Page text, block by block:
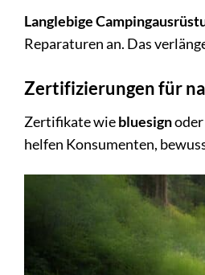
Langlebige
Reparaturen an. Das
Zertifizierungen für
Zertifikate wiebluesign
helfen Konsumenten,